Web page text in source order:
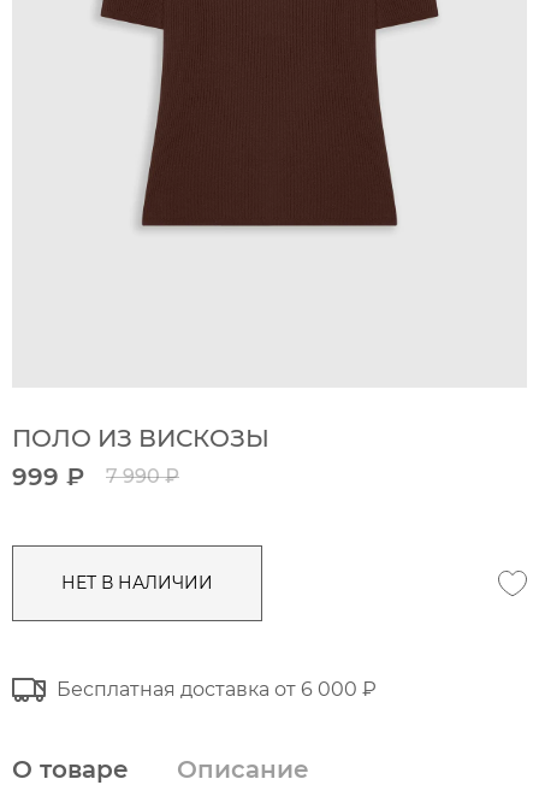
ПОЛО ИЗ ВИСКОЗЫ
999 ₽
7 990 ₽
НЕТ В НАЛИЧИИ
Бесплатная доставка от 6 000 ₽
О товаре Описание